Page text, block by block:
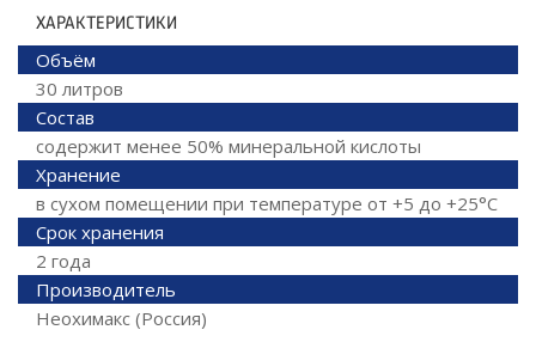
ХАРАКТЕРИСТИКИ
Объём
30 литров
Состав
содержит менее 50% минеральной кислоты
Хранение
в сухом помещении при температуре от +5 до +25°C
Срок хранения
2 года
Производитель
Неохимакс (Россия)